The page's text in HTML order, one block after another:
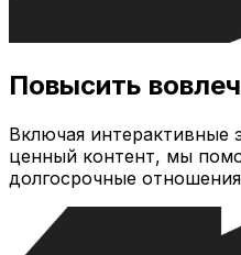
Повысить
Включая интерактивные
ценный контент, мы
долгосрочные